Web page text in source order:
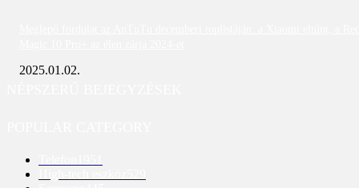
2025.01.02.